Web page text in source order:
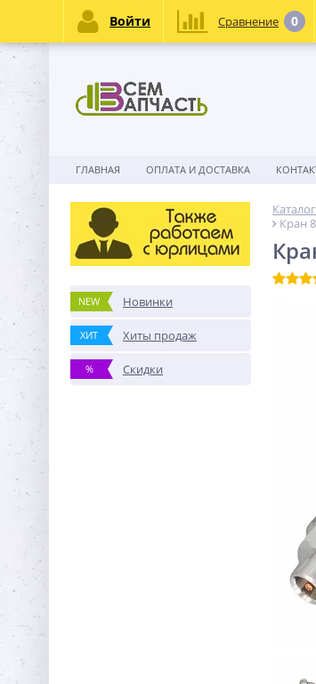
ГЛАВНАЯ ОПЛАТА И ДОСТАВКА
NEW Новинки
ХИТ Хиты продаж
% Скидки
Кран
Войти Сравнение 0